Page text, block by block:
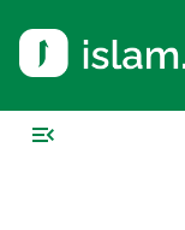
menu_open